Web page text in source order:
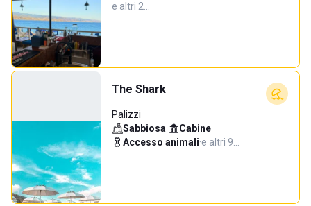
e altri 2…
The Shark
Palizzi
Sabbiosa· Cabine·
Accesso animali·e altri 9…